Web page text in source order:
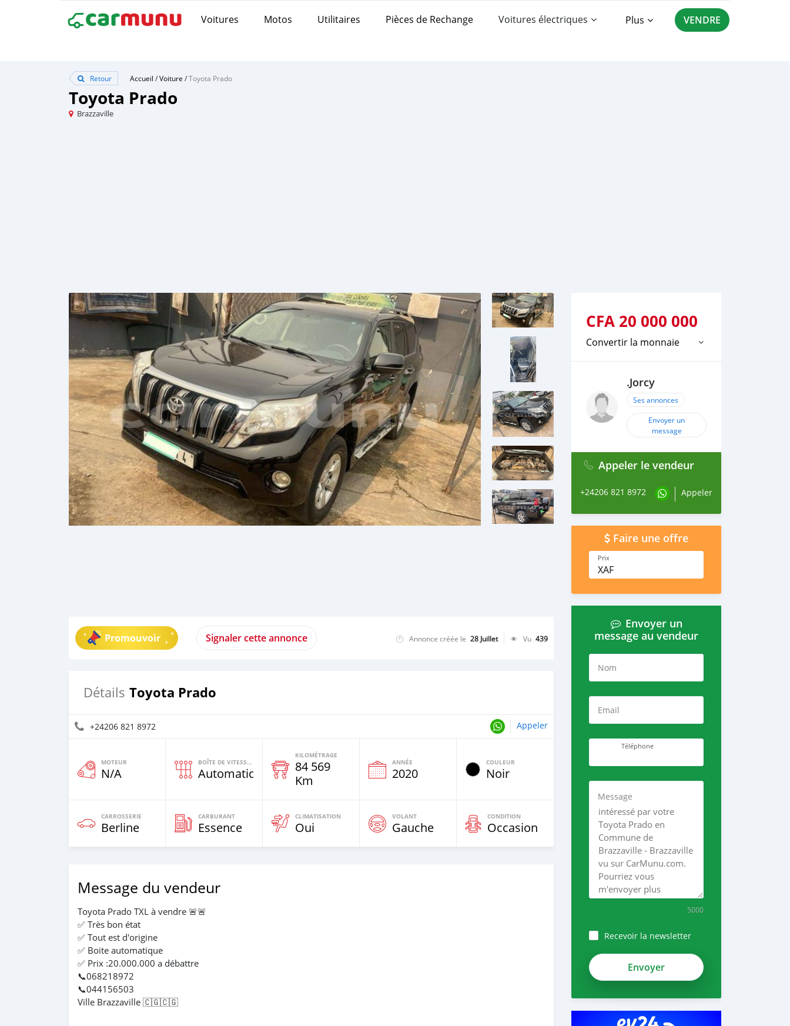
Voitures Motos Utilitaires Pièces de Rechange Voitures électriques Plus VENDRE
Retour Accueil /Voiture /Toyota Prado
Toyota Prado
Brazzaville
Promouvoir Signaler cette annonce Annonce créée le 28 Juillet Vu 439
Détails Toyota Prado
+24206 821 8972 Appeler
MOTEUR
N/A
BOÎTE DE VITESSES
Automatique
KILOMÉTRAGE
84 569
Km
ANNÉE
2020
COULEUR
Noir
CARROSSERIE
Berline
CARBURANT
Essence
CLIMATISATION
Oui
VOLANT
Gauche
CONDITION
Occasion
Message du vendeur
Toyota Prado TXL à vendre 🚨🚨
✅ Très bon état
✅ Tout est d'origine
✅ Boite automatique
✅ Prix :20.000.000 a débattre
📞068218972
📞044156503
Ville Brazzaville 🇨🇬🇨🇬
CFA 20 000 000
Convertir la monnaie
.Jorcy
Ses annonces
Envoyer un
message
Appeler le vendeur
+24206 821 8972 Appeler
Faire une offre
Prix
XAF
Envoyer un
message au vendeur
Nom
Email
Téléphone
Message
5000
Recevoir la newsletter